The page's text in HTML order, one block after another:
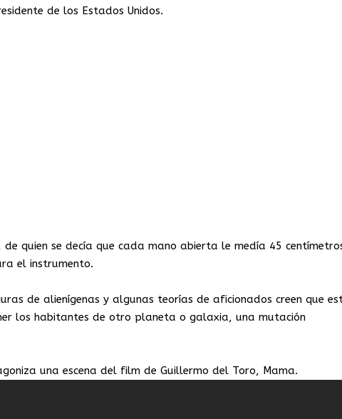
de los Estados Unidos.
de quien se decía que cada mano abierta le medía 45
el instrumento.
de alienígenas y algunas teorías de aficionados creen que
los habitantes de otro planeta o galaxia, una mutación
una escena del film de Guillermo del Toro, Mama.